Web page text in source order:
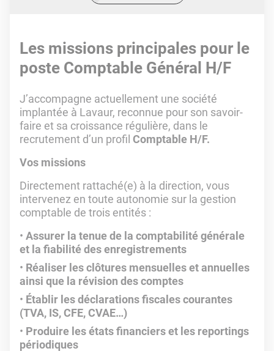
Les missions principales pour le
poste Comptable Général H/F
J’accompagne actuellement une société
implantée à Lavaur, reconnue pour son savoir-
faire et sa croissance régulière, dans le
recrutement d’un profil Comptable H/F.
Vos missions
Directement rattaché(e) à la direction, vous
intervenez en toute autonomie sur la gestion
comptable de trois entités :
Assurer la tenue de la comptabilité générale
et la fiabilité des enregistrements
Réaliser les clôtures mensuelles et annuelles
ainsi que la révision des comptes
Établir les déclarations fiscales courantes
(TVA, IS, CFE, CVAE…)
Produire les états financiers et les reportings
périodiques